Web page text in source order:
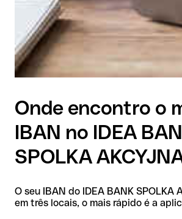
Onde encontro o
IBAN no IDEA
SPOLKA
O seu IBAN do IDEA BANK SPOLKA
em três locais, o mais rápido é a